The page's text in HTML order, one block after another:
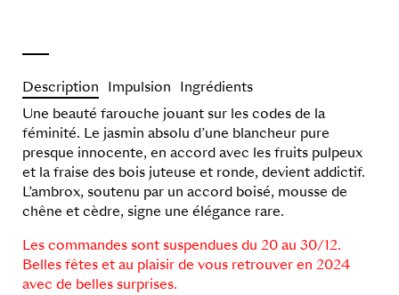
Description Impulsion Ingrédients
Une beauté farouche jouant sur les codes de la
féminité. Le jasmin absolu d’une blancheur pure
presque innocente, en accord avec les fruits pulpeux
et la fraise des bois juteuse et ronde, devient addictif.
L’ambrox, soutenu par un accord boisé, mousse de
chêne et cèdre, signe une élégance rare.
Les commandes sont suspendues du 20 au 30/12.
Belles fêtes et au plaisir de vous retrouver en 2024
avec de belles surprises.